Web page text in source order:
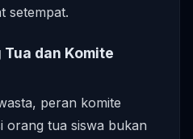
setempat.
dan Komite
peran komite
orang tua siswa bukan